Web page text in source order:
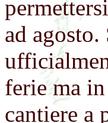
ad
ferie ma
cantiere a